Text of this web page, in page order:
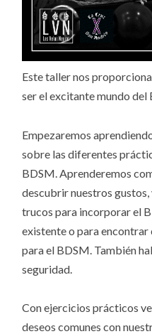
Este taller nos
ser el excitante mundo del
Empezaremos
sobre las diferentes
BDSM. Aprenderemos
descubrir nuestros gustos,
trucos para incorporar el
existente o para
para el BDSM. También
seguridad.
Con ejercicios prácticos
deseos comunes con